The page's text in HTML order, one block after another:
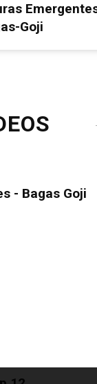
Goji
- Bagas Goji